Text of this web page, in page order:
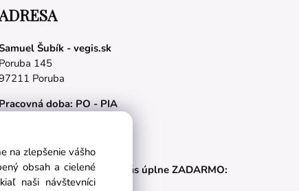
Šubík - vegis.sk
Poruba 145
Poruba
doba: PO - PIA
Naše appky pre vás úplne ZADARMO:
na zlepšenie vášho
obsah a cielené
naši návštevníci